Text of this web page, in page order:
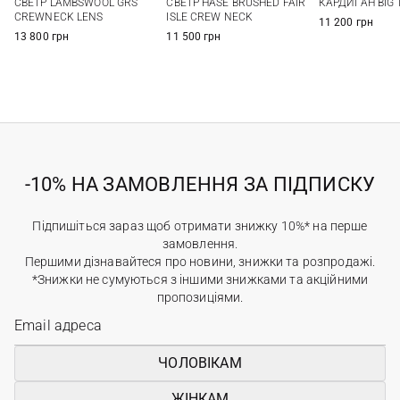
XXL
СВЕТР LAMBSWOOL GRS
CREWNECK LENS
13 800 грн
СВЕТР HASE BRUSHED FAIR
ISLE CREW NECK
11 500 грн
КАРДИГАН BIG
11 200 грн
-10% НА ЗАМОВЛЕННЯ ЗА ПІДПИСКУ
Підпишіться зараз щоб отримати знижку 10%* на перше
замовлення.
Першими дізнавайтеся про новини, знижки та розпродажі.
*Знижки не сумуються з іншими знижками та акційними
пропозиціями.
ЧОЛОВІКАМ